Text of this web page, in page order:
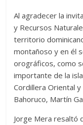
Al agradecer la
y Recursos
territorio
montañoso y en él
orográficos, como
importante de la
Cordillera Oriental y
Bahoruco, Martín
Jorge Mera resaltó